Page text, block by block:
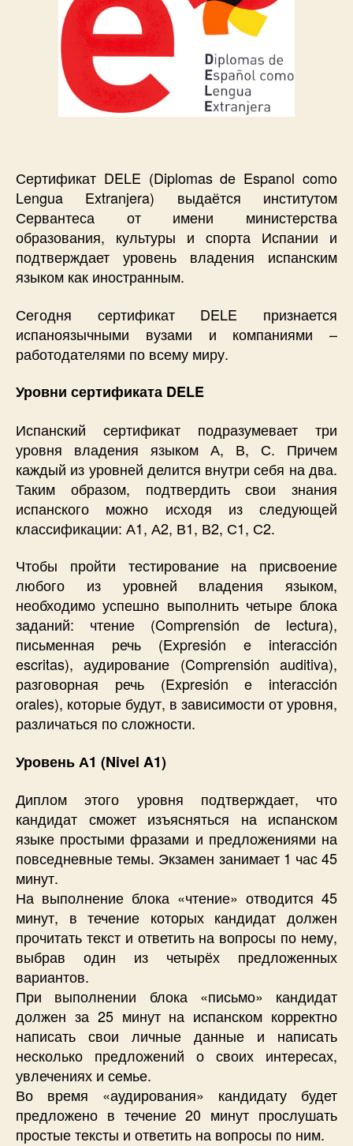
Сертификат DELE (Diplomas de Espanol como
Lengua Extranjera) выдаётся институтом
Сервантеса от имени министерства
образования, культуры и спорта Испании и
подтверждает уровень владения испанским
языком как иностранным.
Сегодня сертификат DELE признается
испаноязычными вузами и компаниями –
работодателями по всему миру.
Уровни сертификата DELE
Испанский сертификат подразумевает три
уровня владения языком А, В, С. Причем
каждый из уровней делится внутри себя на два.
Таким образом, подтвердить свои знания
испанского можно исходя из следующей
классификации: А1, А2, В1, В2, С1, С2.
Чтобы пройти тестирование на присвоение
любого из уровней владения языком,
необходимо успешно выполнить четыре блока
заданий: чтение (Comprensión de lectura),
письменная речь (Expresión e interacción
escritas), аудирование (Comprensión auditiva),
разговорная речь (Expresión e interacción
orales), которые будут, в зависимости от уровня,
различаться по сложности.
Уровень А1 (Nivel A1)
Диплом этого уровня подтверждает, что
кандидат сможет изъясняться на испанском
языке простыми фразами и предложениями на
повседневные темы. Экзамен занимает 1 час 45
минут.
На выполнение блока «чтение» отводится 45
минут, в течение которых кандидат должен
прочитать текст и ответить на вопросы по нему,
выбрав один из четырёх предложенных
вариантов.
При выполнении блока «письмо» кандидат
должен за 25 минут на испанском корректно
написать свои личные данные и написать
несколько предложений о своих интересах,
увлечениях и семье.
Во время «аудирования» кандидату будет
предложено в течение 20 минут прослушать
простые тексты и ответить на вопросы по ним.